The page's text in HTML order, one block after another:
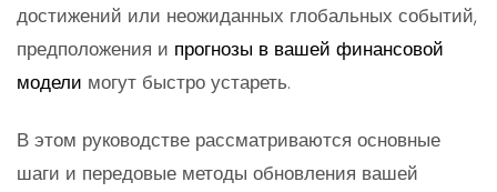
достижений или неожиданных глобальных событий,
предположения и прогнозы в вашей финансовой
модели могут быстро устареть.
В этом руководстве рассматриваются основные
шаги и передовые методы обновления вашей